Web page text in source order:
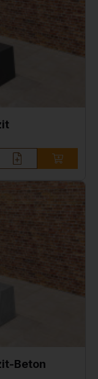
Beton